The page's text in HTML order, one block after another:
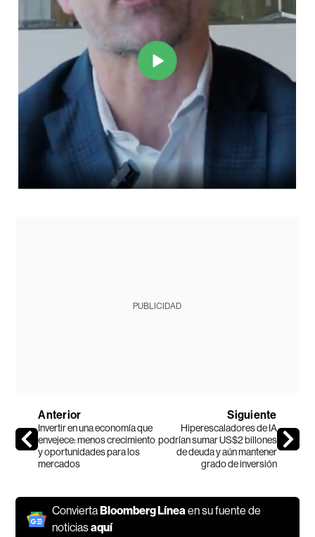
PUBLICIDAD
Anterior
Invertir en una economía que
envejece: menos crecimiento
y oportunidades para los
mercados
Siguiente
Hiperescaladores de IA
podrían sumar US$2 billones
de deuda y aún mantener
grado de inversión
ConviertaBloomberg Líneaen su fuente de
noticiasaquí